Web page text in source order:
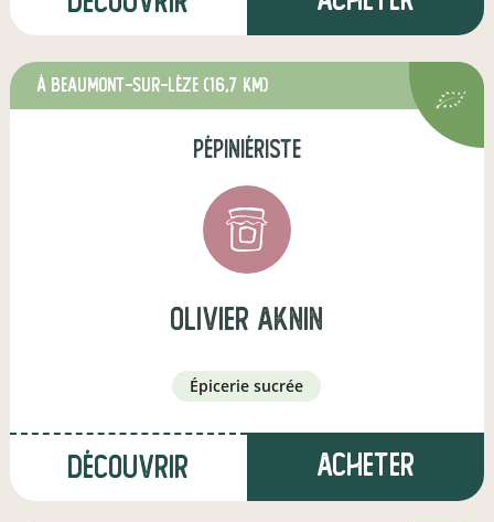
à Beaumont-sur-Lèze (16,7 km)
pépiniériste
olivier aknin
épicerie sucrée
Découvrir Acheter